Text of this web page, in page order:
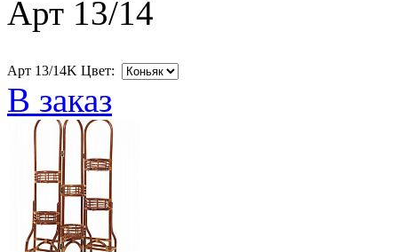
Арт 13/14
Арт 13/14K Цвет:
В заказ